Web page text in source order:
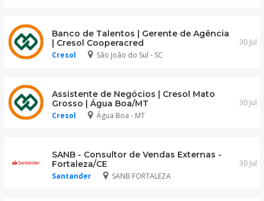
Banco de Talentos | Gerente de Agência
| Cresol Cooperacred
Cresol São João do Sul - SC
30 Jul
Assistente de Negócios | Cresol Mato
Grosso | Água Boa/MT
Cresol Água Boa - MT
30 Jul
SANB - Consultor de Vendas Externas -
Fortaleza/CE
Santander SANB FORTALEZA
30 Jul